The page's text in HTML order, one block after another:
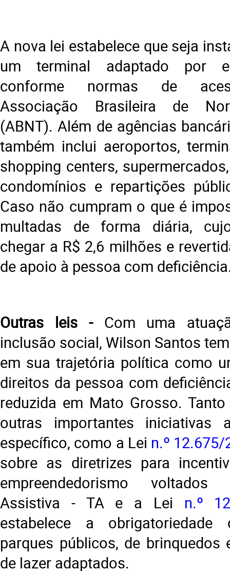
A nova lei estabelece que seja
um terminal adaptado por
conforme normas de
Associação Brasileira de
(ABNT). Além de agências
também inclui aeroportos,
shopping centers,
condomínios e repartições
Caso não cumpram o que é
multadas de forma diária,
chegar a R$ 2,6 milhões e
de apoio à pessoa com
Outras leis - Com uma
inclusão social, Wilson Santos
em sua trajetória política como
direitos da pessoa com
reduzida em Mato Grosso.
outras importantes iniciativas
específico, como a Lei n.º 12.675/
sobre as diretrizes para
empreendedorismo
Assistiva - TA e a Lei n.º
estabelece a
parques públicos, de brinquedos
de lazer adaptados.